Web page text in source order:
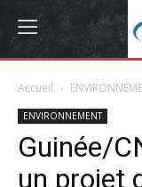
Accueil
ENVIRONNEMENT
Guinée/
un projet